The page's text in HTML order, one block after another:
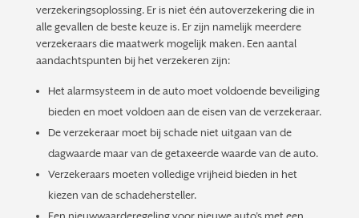
verzekeringsoplossing. Er is niet één autoverzekering die in
alle gevallen de beste keuze is. Er zijn namelijk meerdere
verzekeraars die maatwerk mogelijk maken. Een aantal
aandachtspunten bij het verzekeren zijn:
Het alarmsysteem in de auto moet voldoende beveiliging
bieden en moet voldoen aan de eisen van de verzekeraar.
De verzekeraar moet bij schade niet uitgaan van de
dagwaarde maar van de getaxeerde waarde van de auto.
Verzekeraars moeten volledige vrijheid bieden in het
kiezen van de schadehersteller.